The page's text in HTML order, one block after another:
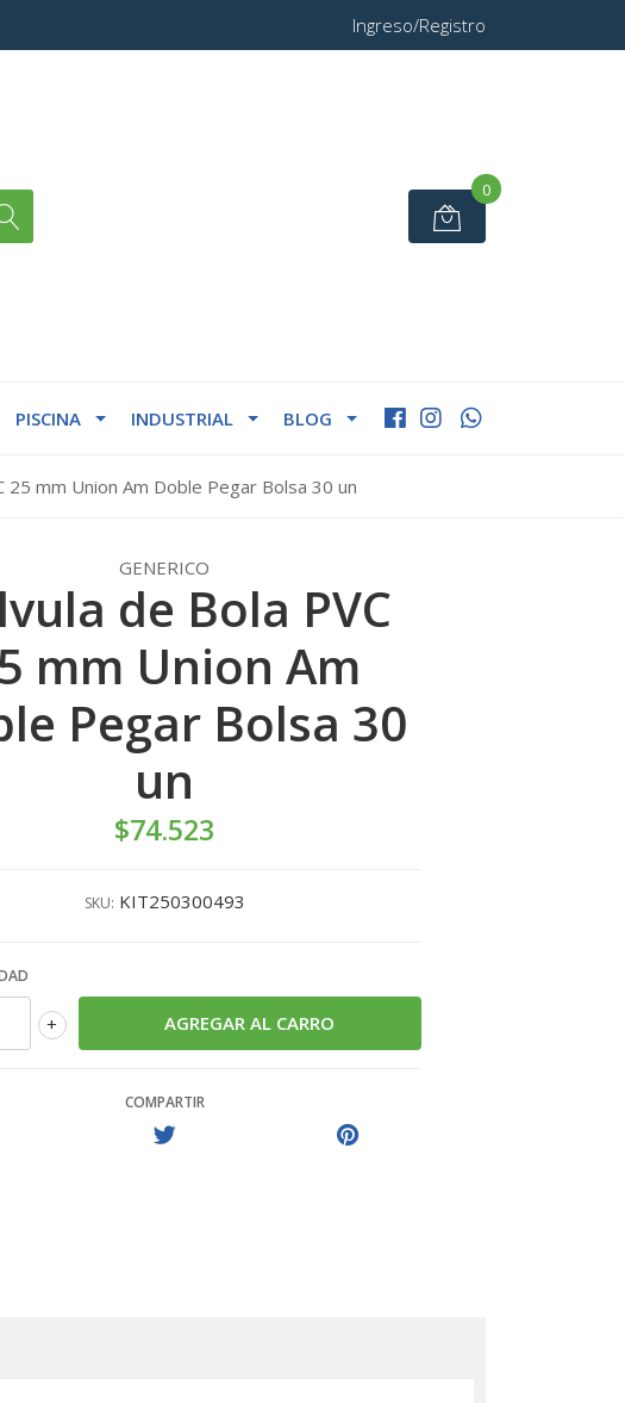
Ingreso/Registro
0
PISCINA INDUSTRIAL BLOG
25 mm Union Am Doble Pegar Bolsa 30 un
GENERICO
de Bola PVC
mm Union Am
Pegar Bolsa 30
un
$74.523
SKU: KIT250300493
+
COMPARTIR